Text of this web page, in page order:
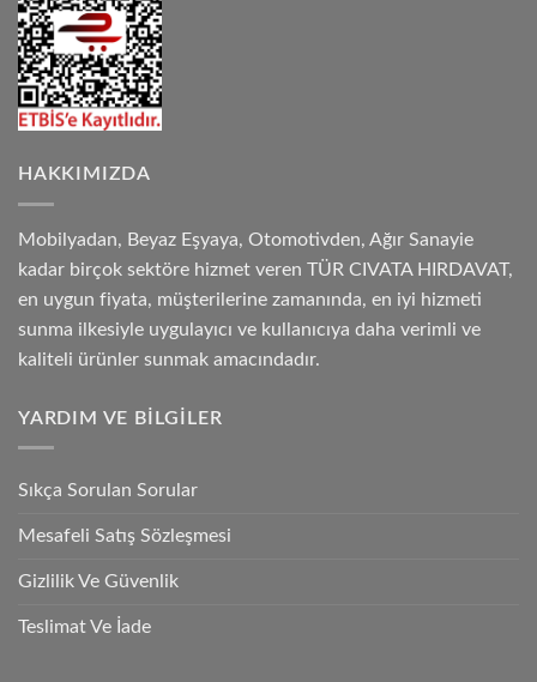
HAKKIMIZDA
Mobilyadan, Beyaz Eşyaya, Otomotivden, Ağır Sanayie
kadar birçok sektöre hizmet veren TÜR CIVATA HIRDAVAT,
en uygun fiyata, müşterilerine zamanında, en iyi hizmeti
sunma ilkesiyle uygulayıcı ve kullanıcıya daha verimli ve
kaliteli ürünler sunmak amacındadır.
YARDIM VE BILGILER
Sıkça Sorulan Sorular
Mesafeli Satış Sözleşmesi
Gizlilik Ve Güvenlik
Teslimat Ve İade